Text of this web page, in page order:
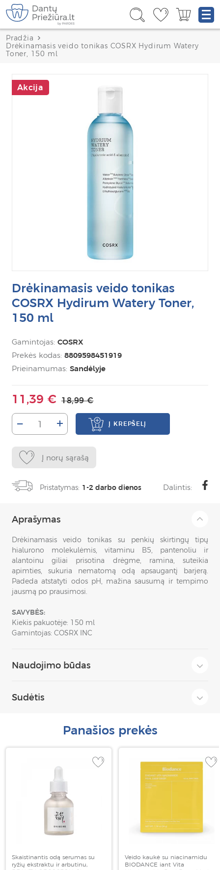
Pradžia
Drėkinamasis veido tonikas COSRX Hydirum Watery
Toner, 150 ml
Akcija
Drėkinamasis veido tonikas
COSRX Hydirum Watery Toner,
150 ml
Gamintojas: COSRX
Prekės kodas: 8809598451919
Prieinamumas: Sandėlyje
11,39 € 18,99 €
– + Į KREPŠELĮ
Į norų sąrašą
Pristatymas: 1-2 darbo dienos Dalintis:
Aprašymas
Drėkinamasis veido tonikas su penkių skirtingų tipų
hialurono molekulėmis, vitaminu B5, pantenoliu ir
alantoinu giliai prisotina drėgme, ramina, suteikia
apimties, sukuria nematomą odą apsaugantį barjerą.
Padeda atstatyti odos pH, mažina sausumą ir tempimo
jausmą po prausimosi.
SAVYBĖS:
Kiekis pakuotėje: 150 ml
Gamintojas: COSRX INC
Naudojimo būdas
Sudėtis
Panašios prekės
Skaistinantis odą serumas su
ryžių ekstraktu ir arbutinu,
Veido kaukė su niacinamidu
BIODANCE iant Vita